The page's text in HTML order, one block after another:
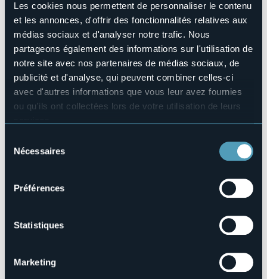
Les cookies nous permettent de personnaliser le contenu
et les annonces, d'offrir des fonctionnalités relatives aux
médias sociaux et d'analyser notre trafic. Nous
partageons également des informations sur l'utilisation de
notre site avec nos partenaires de médias sociaux, de
publicité et d'analyse, qui peuvent combiner celles-ci
avec d'autres informations que vous leur avez fournies
ou qu'ils ont collectées lors de votre utilisation de leurs
manière de les gérer et de les supprimer,
cliquez ici
Nécessaires
Préférences
Statistiques
Marketing
Presentazione del libro "La Via del Marmo - un viaggio nella
storia da Candoglia a Milano" incontro con l'Autrice,
Simonetta Radice di MonteRosa edizioni e Umberto Gallo.
Sabato 9 marzo ore 17.00 Biblioteca Civica Ceretti -
Verbania.
Prenotazione consigliata: +39 329 275 4030 Whatsapp
Organisateur de l'événement
A Casa di Alice APS
Lieu de l'événement
Téléphone
https://eventi.comune.verbania.it/Associazioni/A-Casa-di-
Biblioteca Civica Ceretti - Via Vittorio Veneto,
138